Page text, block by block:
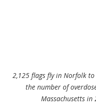
2,125 flags fly in Norfolk
the number of
Massachusetts in